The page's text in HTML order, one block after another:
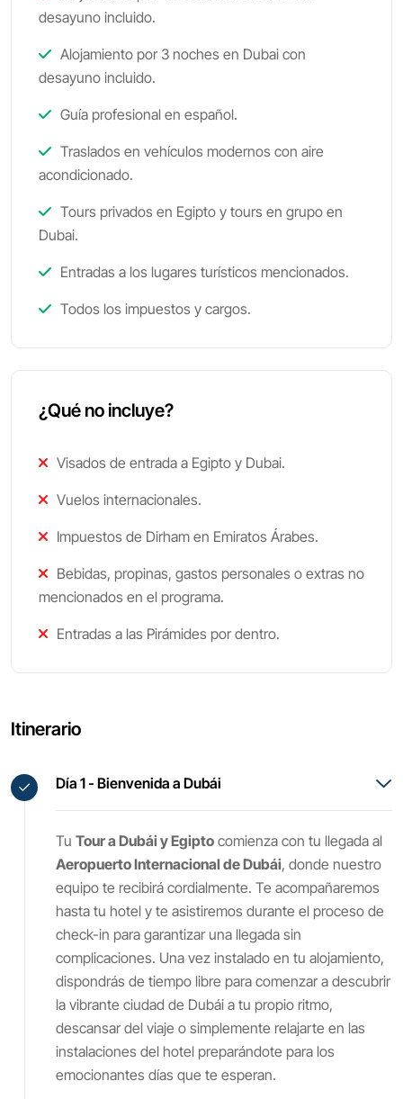
desayuno incluido.
Alojamiento por 3 noches en Dubai con
desayuno incluido.
Guía profesional en español.
Traslados en vehículos modernos con aire
acondicionado.
Tours privados en Egipto y tours en grupo en
Dubai.
Entradas a los lugares turísticos mencionados.
Todos los impuestos y cargos.
¿Qué no incluye?
Visados de entrada a Egipto y Dubai.
Vuelos internacionales.
Impuestos de Dirham en Emiratos Árabes.
Bebidas, propinas, gastos personales o extras no
mencionados en el programa.
Entradas a las Pirámides por dentro.
Itinerario
Día 1 - Bienvenida a Dubái
Tu Tour a Dubái y Egipto comienza con tu llegada al
Aeropuerto Internacional de Dubái, donde nuestro
equipo te recibirá cordialmente. Te acompañaremos
hasta tu hotel y te asistiremos durante el proceso de
check-in para garantizar una llegada sin
complicaciones. Una vez instalado en tu alojamiento,
dispondrás de tiempo libre para comenzar a descubrir
la vibrante ciudad de Dubái a tu propio ritmo,
descansar del viaje o simplemente relajarte en las
instalaciones del hotel preparándote para los
emocionantes días que te esperan.